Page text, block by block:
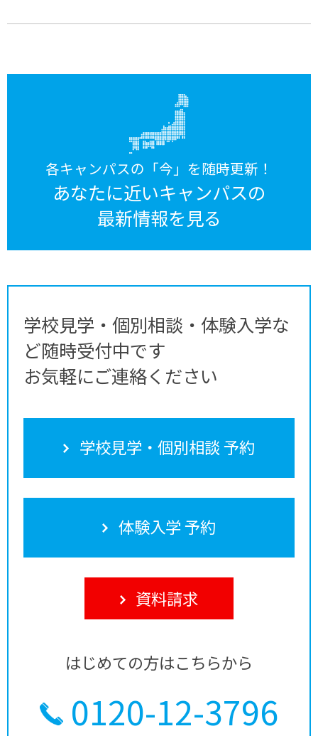
各キャンパスの「今」を随時更新！
あなたに近いキャンパスの
最新情報を見る
学校見学・個別相談・体験入学な
ど随時受付中です
お気軽にご連絡ください
学校見学・個別相談 予約
体験入学 予約
資料請求
はじめての方はこちらから
0120-12-3796